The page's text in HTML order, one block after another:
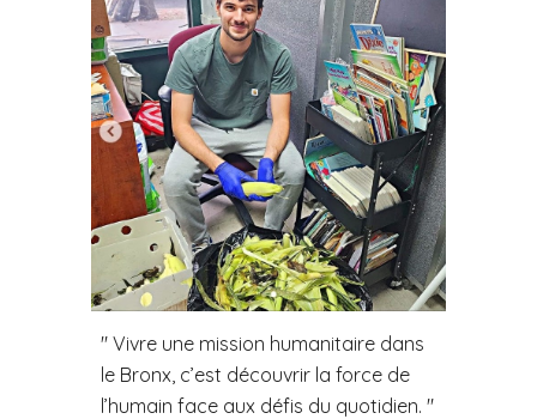
" Vivre une mission humanitaire dans
le Bronx, c’est découvrir la force de
l’humain face aux défis du quotidien. "